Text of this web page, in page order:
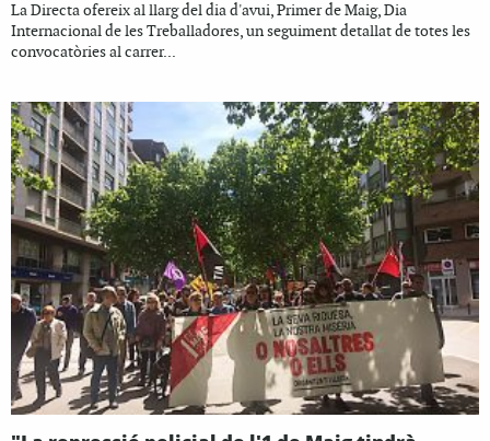
La Directa ofereix al llarg del dia d'avui, Primer de Maig, Dia
Internacional de les Treballadores, un seguiment detallat de totes les
convocatòries al carrer...